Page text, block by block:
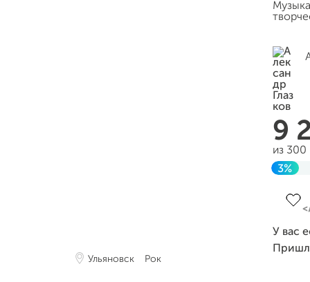
Ульяновск Рок
9
из
3%
У вас